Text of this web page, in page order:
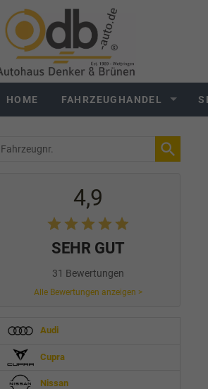
HOME FAHRZEUGHANDEL
Fahrzeugnr.
4,9
SEHR GUT
31 Bewertungen
Alle Bewertungen anzeigen >
Audi
Cupra
Nissan